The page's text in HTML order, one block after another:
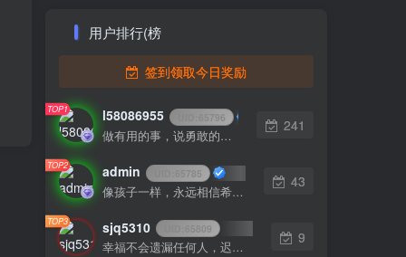
用户排行(榜
签到领取今日奖励
TOP1 l58086955 65796
做有用的事，说勇敢的话，想美好的事，一生足矣
241
TOP2 admin 65785
像孩子一样，永远相信希望，相信梦想
43
TOP3 sjq5310 65809
幸福不会遗漏任何人，迟早有一天它会找到你
9